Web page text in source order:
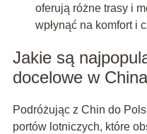
oferują różne trasy i
wpłynąć na komfort i
Jakie są
docelowe w
Podróżując z Chin do
portów lotniczych, które